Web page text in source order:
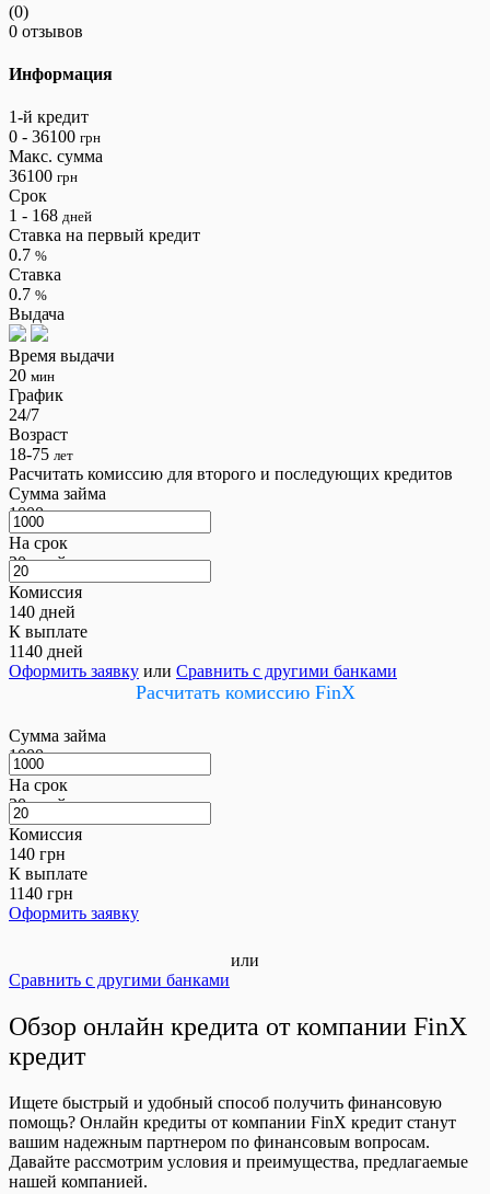
(0)
0 отзывов
Информация
1-й кредит
0 - 36100 грн
Макс. сумма
36100 грн
Срок
1 - 168 дней
Ставка на первый кредит
0.7 %
Ставка
0.7 %
Выдача
Время выдачи
20 мин
График
24/7
Возраст
18-75 лет
Расчитать комиссию для второго и последующих кредитов
Сумма займа
1000грн
На срок
20дней
Комиссия
140 дней
К выплате
1140 дней
Оформить заявку или Сравнить с другими банками
Расчитать комиссию FinX
Сумма займа
1000грн
На срок
20дней
Комиссия
140 грн
К выплате
1140 грн
Оформить заявку
или
Сравнить с другими банками
Обзор онлайн кредита от компании FinX
кредит
Ищете быстрый и удобный способ получить финансовую
помощь? Онлайн кредиты от компании FinX кредит станут
вашим надежным партнером по финансовым вопросам.
Давайте рассмотрим условия и преимущества, предлагаемые
нашей компанией.